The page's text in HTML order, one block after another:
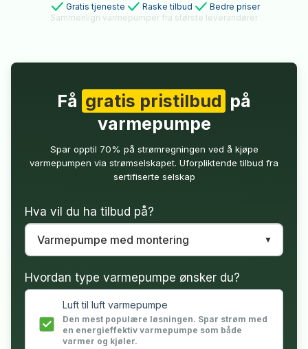
Gratis tjeneste Raske tilbud
Bedre priser
Sammenlign varmepumper fra største leverandører
Få gratis pristilbud på
varmepumpe
Spar opptil 70% på strømregningen ved å kjøpe
varmepumpen via strømselskapet. Uforpliktende tilbud fra
sertifiserte selskap
Hva vil du ha tilbud på?
Hvordan type varmepumpe ønsker du?
Luft til luft varmepumpe
Den mest populære løsningen. Spar strøm med
en energieffektiv varmepumpe som både
varmer og kjøler.